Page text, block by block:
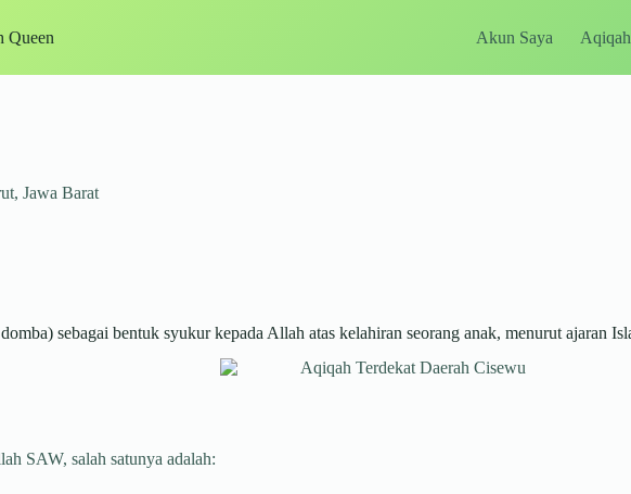
Queen Akun Saya
, Jawa Barat
sebagai bentuk syukur kepada Allah atas kelahiran seorang anak, menurut ajaran
SAW, salah satunya adalah: